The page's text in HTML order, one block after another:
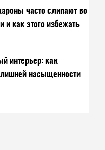
часто слипают во
и как этого избежать
интерьер: как
насыщенности